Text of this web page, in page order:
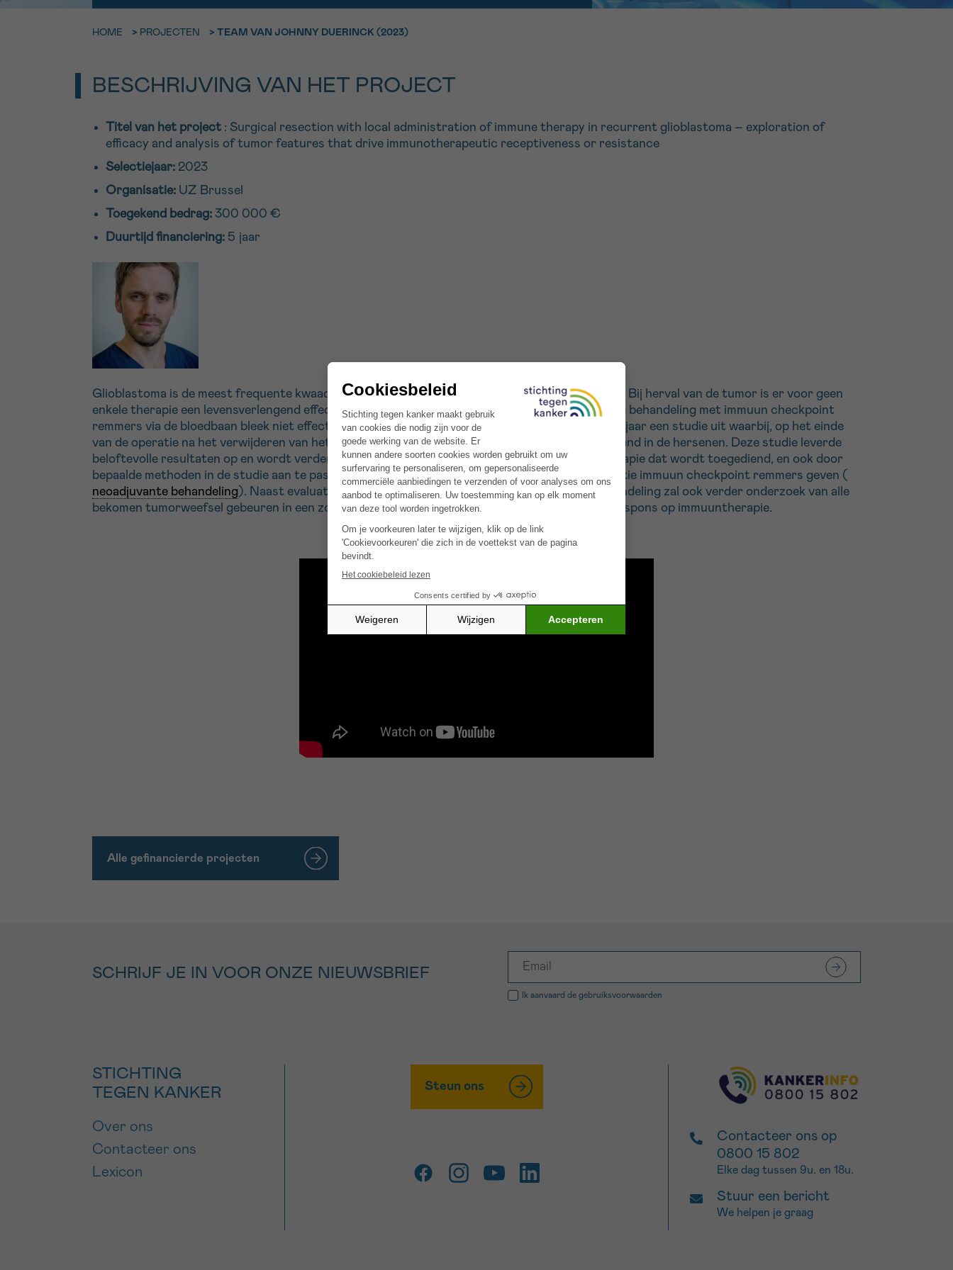
HOME > PROJECTEN > TEAM VAN JOHNNY DUERINCK (2023)
BESCHRIJVING VAN HET PROJECT
Titel van het project : Surgical resection with local administration of immune therapy in recurrent glioblastoma – exploration of
efficacy and analysis of tumor features that drive immunotherapeutic receptiveness or resistance
Selectiejaar: 2023
Organisatie: UZ Brussel
Toegekend bedrag: 300 000 €
Duurtijd financiering: 5 jaar
Glioblastoma is de meest frequente kwaadaardige hersentumor, maar ook de meest agressieve. Bij herval van de tumor is er voor geen
enkele therapie een levensverlengend effect aangetoond. Immuuntherapie is beloftevol, maar de behandeling met immuun checkpoint
remmers via de bloedbaan bleek niet effectief voor glioblastoma. Wij voeren momenteel sinds 5 jaar een studie uit waarbij, op het einde
van de operatie na het verwijderen van het glioblastoom, immuuntherapie lokaal wordt toegediend in de hersenen. Deze studie leverde
beloftevolle resultaten op en wordt verdergezet door het aanpassen van het type immuuntherapie dat wordt toegediend, en ook door
bepaalde methoden in de studie aan te passen. Bijvoorbeeld zullen we vier weken voor de operatie immuun checkpoint remmers geven (
neoadjuvante behandeling ). Naast evaluatie van de veiligheid en effectiviteit van de studiebehandeling zal ook verder onderzoek van alle
bekomen tumorweefsel gebeuren in een zoektocht naar voorspellende factoren voor betere respons op immuuntherapie.
Alle gefinancierde projecten
SCHRIJF JE IN VOOR ONZE NIEUWSBRIEF
Ik aanvaard de gebruiksvoorwaarden
Bel ons op 0800 15 802
EMAIL
*VERPLICHT VELD
16h-18h
STICHTING
TEGEN KANKER
Over ons
Contacteer ons
Lexicon
Steun ons
Contacteer ons op
0800 15 802
Elke dag tussen 9u. en 18u.
Stuur een bericht
We helpen je graag